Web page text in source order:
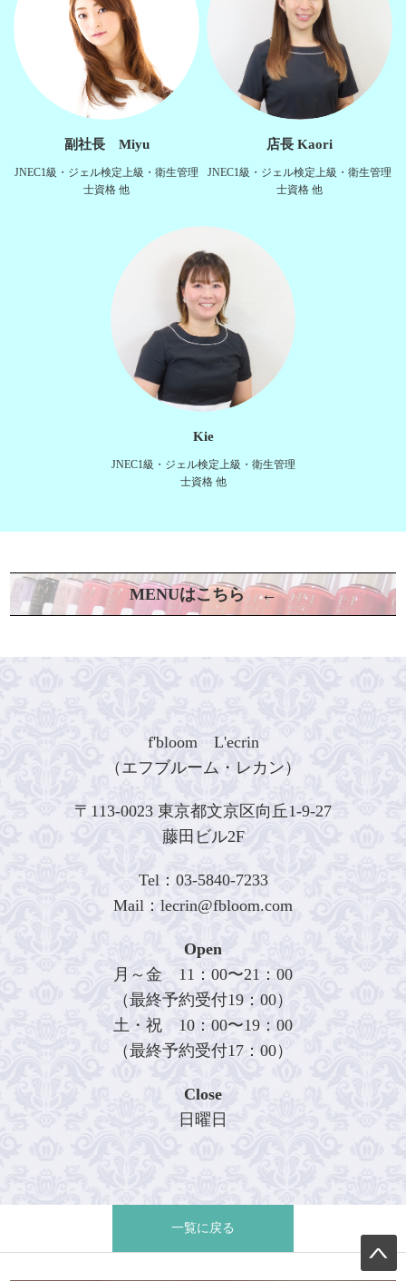
副社長 Miyu
JNEC1級・ジェル検定上級・衛生管理
士資格 他
店長 Kaori
JNEC1級・ジェル検定上級・衛生管理
士資格 他
Kie
JNEC1級・ジェル検定上級・衛生管理
士資格 他
MENUはこちら ←
f'bloom L'ecrin
（エフブルーム・レカン）
〒113-0023 東京都文京区向丘1-9-27
藤田ビル2F
Tel：03-5840-7233
Mail：lecrin@fbloom.com
Open
月～金 11：00〜21：00
（最終予約受付19：00）
土・祝 10：00〜19：00
（最終予約受付17：00）
Close
日曜日
一覧に戻る